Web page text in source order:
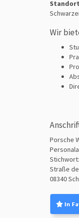
Wir
Porsche
Stichwort:
Straße
08340
In